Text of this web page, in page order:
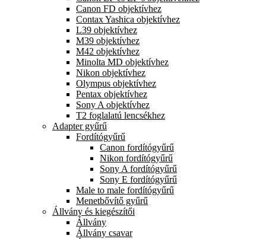
Canon FD objektívhez
Contax Yashica objektívhez
L39 objektívhez
M39 objektívhez
M42 objektívhez
Minolta MD objektívhez
Nikon objektívhez
Olympus objektívhez
Pentax objektívhez
Sony A objektívhez
T2 foglalatú lencsékhez
Adapter gyűrű
Fordítógyűrű
Canon fordítógyűrű
Nikon fordítógyűrű
Sony A fordítógyűrű
Sony E fordítógyűrű
Male to male fordítógyűrű
Menetbővítő gyűrű
Állvány és kiegészítői
Állvány
Állvány csavar